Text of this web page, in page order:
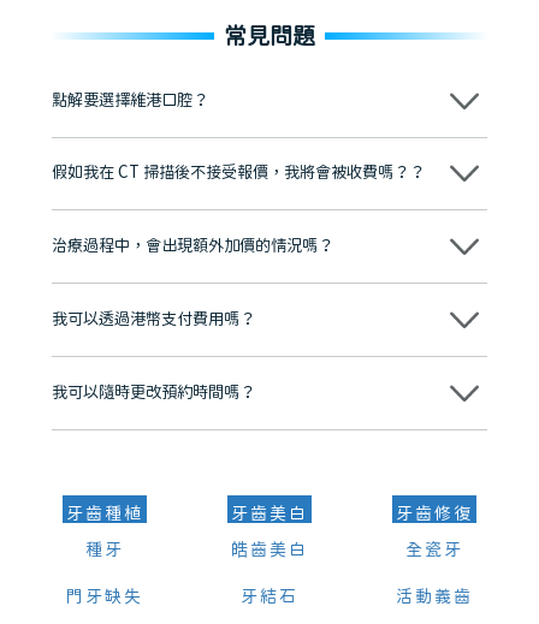
常見問題
點解要選擇維港口腔？
維港口腔踐行「醫道濟世」的大學校訓，各分院匯聚來自香港、內地的
牌」、「2025香港企業領袖品牌」，是諾貝爾種植系統全球放心植牙中
至今已服務超過三十個國家和地區的顧客，受到粵港澳大灣區及周邊城
市市民極高的口碑評價及信任推薦 珠海、深圳設有八大分院，香港亦設
有咨詢及服務保障中心，有任何問題都可以隨時預約免費咨詢，讓人十
假如我在 CT 掃描後不接受報價，我將會被收費嗎？？
不會！只要未開始實際服務之前，你不會被收取任何費用。
治療過程中，會出現額外加價的情況嗎？
不會，治療前我們會詳細說明治療方案及對應的價錢，顧客同意並簽字
我可以透過港幣支付費用嗎？
可以。維港口腔會按照當日匯率轉算收取費用，而匯率會及時告知客人
我可以隨時更改預約時間嗎？
可以，請盡早通過wechat或whatsapp聯絡我們，告知我們你原本預約
牙齒種植
種牙
門牙缺失
牙齒美白
皓齒美白
牙結石
牙齒修復
全瓷牙
活動義齒